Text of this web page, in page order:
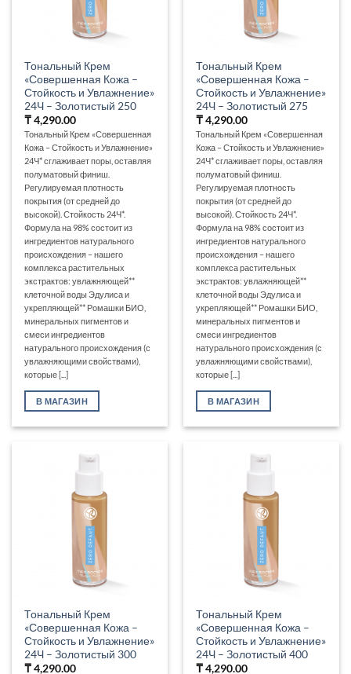
Тональный Крем
«Совершенная Кожа –
Стойкость и Увлажнение»
24Ч – Золотистый 250
₸4,290.00
Тональный Крем «Совершенная
Кожа – Стойкость и Увлажнение»
24Ч* сглаживает поры, оставляя
полуматовый финиш.
Регулируемая плотность
покрытия (от средней до
высокой). Стойкость 24Ч*.
Формула на 98% состоит из
ингредиентов натурального
происхождения – нашего
комплекса растительных
экстрактов: увлажняющей**
клеточной воды Эдулиса и
укрепляющей** Ромашки БИО,
минеральных пигментов и
смеси ингредиентов
натурального происхождения (с
увлажняющими свойствами),
которые [...]
В МАГАЗИН
Тональный Крем
«Совершенная Кожа –
Стойкость и Увлажнение»
24Ч – Золотистый 275
₸4,290.00
Тональный Крем «Совершенная
Кожа – Стойкость и Увлажнение»
24Ч* сглаживает поры, оставляя
полуматовый финиш.
Регулируемая плотность
покрытия (от средней до
высокой). Стойкость 24Ч*.
Формула на 98% состоит из
ингредиентов натурального
происхождения – нашего
комплекса растительных
экстрактов: увлажняющей**
клеточной воды Эдулиса и
укрепляющей** Ромашки БИО,
минеральных пигментов и
смеси ингредиентов
натурального происхождения (с
увлажняющими свойствами),
которые [...]
В МАГАЗИН
Тональный Крем
«Совершенная Кожа –
Стойкость и Увлажнение»
24Ч – Золотистый 300
₸4,290.00
Тональный Крем
«Совершенная Кожа –
Стойкость и Увлажнение»
24Ч – Золотистый 400
₸4,290.00